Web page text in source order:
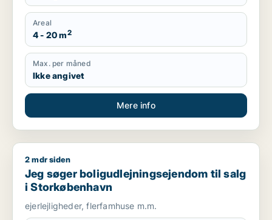
Areal
4 - 20 m2
Max. per måned
Ikke angivet
Mere info
Jeg søger boligudlejningsejendom til salg i Storkøbenhavn
2 mdr siden
Jeg søger boligudlejningsejendom til salg
i Storkøbenhavn
ejerlejligheder, flerfamhuse m.m.